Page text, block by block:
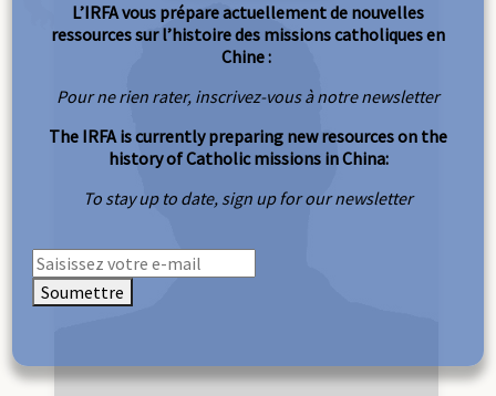
L’IRFA vous prépare actuellement de nouvelles
ressources sur l’histoire des missions catholiques en
Chine :
Pour ne rien rater, inscrivez-vous à notre newsletter
The IRFA is currently preparing new resources on the
history of Catholic missions in China:
To stay up to date, sign up for our newsletter
Soumettre